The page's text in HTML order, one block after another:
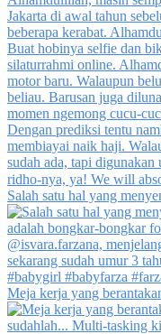
Salah satu hal yang
Meja kerja yang